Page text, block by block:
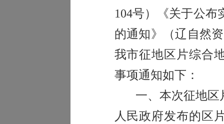
104号）《关于公
的通知》（辽自然
我市征地区片综合
事项通知如下：
一、本次征地区
人民政府发布的区